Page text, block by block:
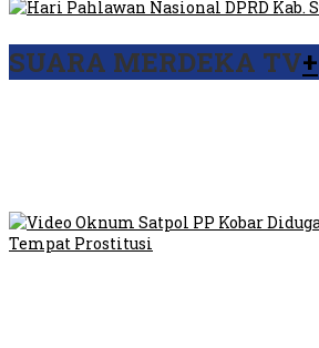
SUARA MERDEKA TV+